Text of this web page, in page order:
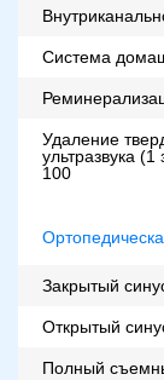
Система
Удаление
ультразвука (1
100
Закрытый
Открытый
Полный